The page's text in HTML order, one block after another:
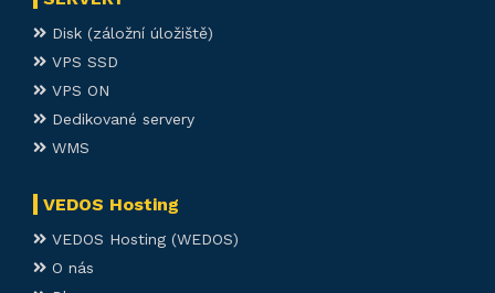
Disk (záložní úložiště)
VPS SSD
VPS ON
Dedikované servery
WMS
VEDOS Hosting
VEDOS Hosting (WEDOS)
O nás